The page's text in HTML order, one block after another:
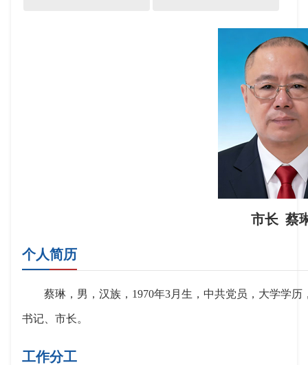
市长 蔡
个人简历
蔡琳，男，汉族，1970年3月生，中共党员，大学学
书记、市长。
工作分工